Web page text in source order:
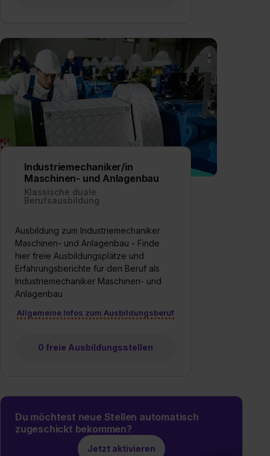
Industriemechaniker/in
Maschinen- und Anlagenbau
Klassische duale
Berufsausbildung
Ausbildung zum Industriemechaniker
Maschinen- und Anlagenbau - Finde
hier freie Ausbildungsplätze und
Erfahrungsberichte für den Beruf als
Industriemechaniker Maschinen- und
Anlagenbau
Allgemeine Infos zum Ausbildungsberuf
0 freie Ausbildungsstellen
Du möchtest neue Stellen automatisch
zugeschickt bekommen?
Jetzt aktivieren